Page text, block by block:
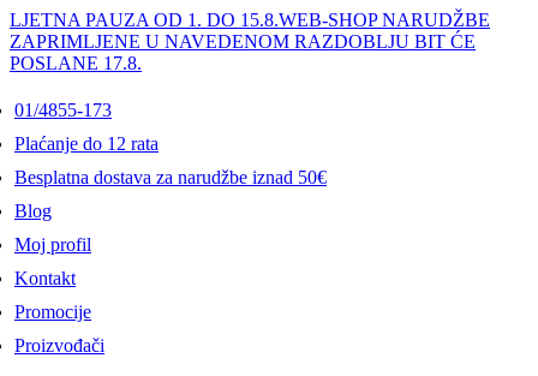
LJETNA PAUZA OD 1. DO 15.8.WEB-SHOP NARUDŽBE
ZAPRIMLJENE U NAVEDENOM RAZDOBLJU BIT ĆE
POSLANE 17.8.
01/4855-173
Plaćanje do 12 rata
Besplatna dostava za narudžbe iznad 50€
Blog
Moj profil
Kontakt
Promocije
Proizvođači